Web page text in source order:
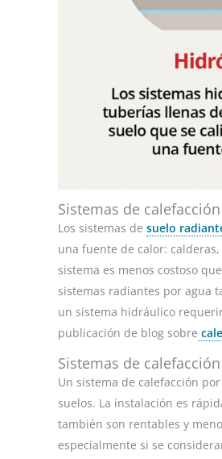
Sistemas de
Los sistemas de suelo
una fuente de calor:
sistema es menos costoso
sistemas radiantes por agua
un sistema hidráulico
publicación de blog sobre
Sistemas de
Un sistema de calefacción por
suelos. La instalación es
también son rentables y
especialmente si se